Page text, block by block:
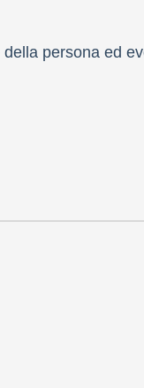
persona ed